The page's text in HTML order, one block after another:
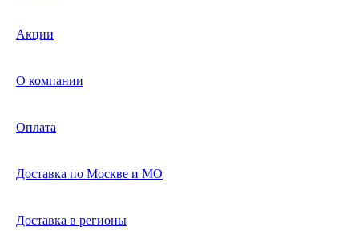
Акции
О компании
Оплата
Доставка по Москве и МО
Доставка в регионы